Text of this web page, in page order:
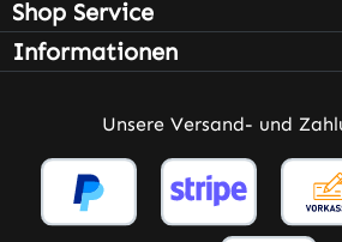
Shop Service
Informationen
Unsere Versand- und